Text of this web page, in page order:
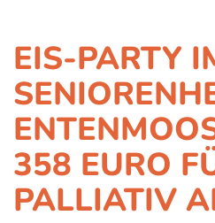
EIS-PARTY
358 EURO
PALLIATIV